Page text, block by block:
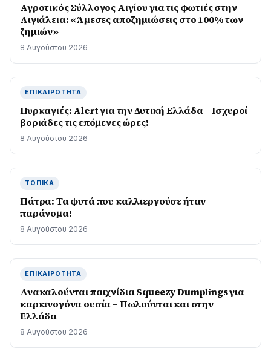
Αγροτικός Σύλλογος Αιγίου για τις φωτιές στην
Αιγιάλεια: «Άμεσες αποζημιώσεις στο 100% των
ζημιών»
8 Αυγούστου 2026
ΕΠΙΚΑΙΡΌΤΗΤΑ
Πυρκαγιές: Alert για την Δυτική Ελλάδα – Ισχυροί
βοριάδες τις επόμενες ώρες!
8 Αυγούστου 2026
ΤΟΠΙΚΆ
Πάτρα: Τα φυτά που καλλιεργούσε ήταν
παράνομα!
8 Αυγούστου 2026
ΕΠΙΚΑΙΡΌΤΗΤΑ
Ανακαλούνται παιχνίδια Squeezy Dumplings για
καρκινογόνα ουσία – Πωλούνται και στην
Ελλάδα
8 Αυγούστου 2026